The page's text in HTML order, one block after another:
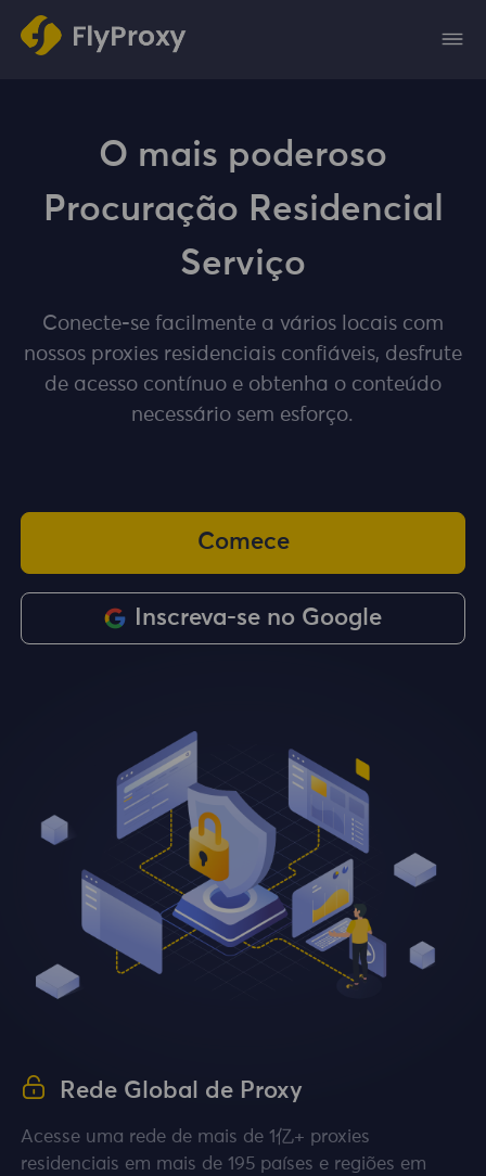
O mais poderoso
Procuração Residencial
Serviço
Conecte-se facilmente a vários locais com
nossos proxies residenciais confiáveis, desfrute
de acesso contínuo e obtenha o conteúdo
necessário sem esforço.
Comece
Inscreva-se no Google
Rede Global de Proxy
Acesse uma rede de mais de 1亿+ proxies
residenciais em mais de 195 países e regiões em